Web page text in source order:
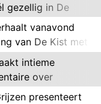
gezellig in De
vanavond
van De Kist met
intieme
over
Yibbi Jansen
presenteert